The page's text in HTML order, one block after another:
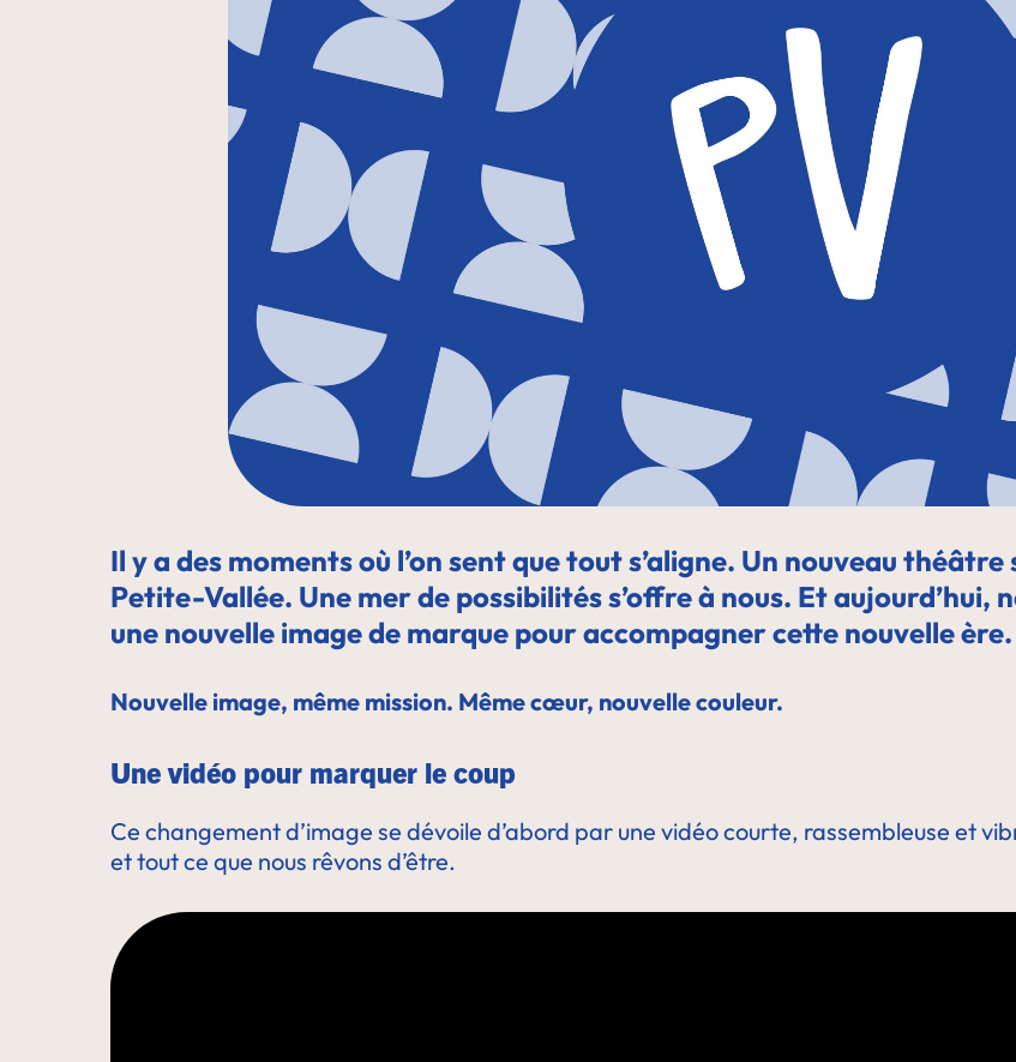
Il y a des moments où l’on sent que tout s’aligne. Un nouveau
Petite-Vallée. Une mer de possibilités s’offre à nous. Et aujourd’hui,
une nouvelle image de marque pour accompagner cette nouvelle ère.
Nouvelle image, même mission. Même cœur, nouvelle couleur.
Une vidéo pour marquer le coup
Ce changement d’image se dévoile d’abord par une vidéo courte, rassembleuse et
et tout ce que nous rêvons d’être.